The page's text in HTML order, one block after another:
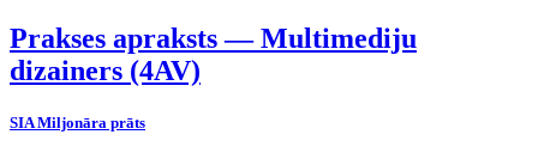
Prakses apraksts — Multimediju
dizainers (4AV)
SIA Miljonāra prāts